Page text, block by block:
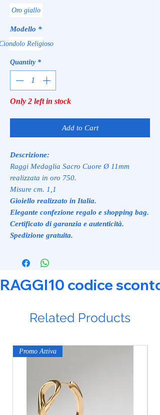
Oro giallo
Modello *
Religioso
Quantity *
Only 2 left in stock
Add to Cart
Descrizione:
Raggi Medaglia Sacro Cuore Ø 11mm
realizzata in oro 750.
Misure cm. 1,1
Gioiello realizzato in Italia.
Elegante confezione regalo e shopping bag.
Certificato di garanzia e autenticità.
Spedizione gratuita.
RAGGI10 codice
Related Products
Promo Attiva